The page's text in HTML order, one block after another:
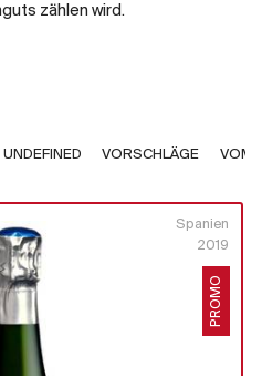
zählen wird.
UNDEFINED VORSCHLÄGE VOM
Spanien
2019
PROMO